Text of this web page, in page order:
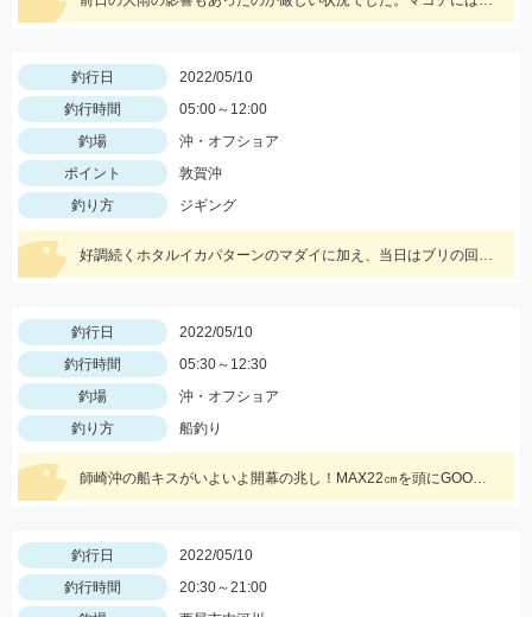
釣行日
2022/05/10
釣行時間
05:00～12:00
釣場
沖・オフショア
ポイント
敦賀沖
釣り方
ジギング
好調続くホタルイカパターンのマダイに加え、当日はブリの回遊もあり大爆釣!! 迷ってる場合じゃないですよ(笑) 行くなら今しかない!!
釣行日
2022/05/10
釣行時間
05:30～12:30
釣場
沖・オフショア
釣り方
船釣り
師崎沖の船キスがいよいよ開幕の兆し！MAX22㎝を頭にGOODコンディションのシロギスが釣れ始めました♪
釣行日
2022/05/10
釣行時間
20:30～21:00